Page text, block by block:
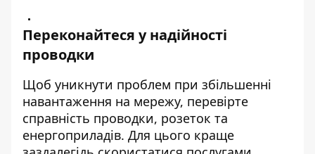
Переконайтеся у надійності
проводки
Щоб уникнути проблем при збільшенні
навантаження на мережу, перевірте
справність проводки, розеток та
енергоприладів. Для цього краще